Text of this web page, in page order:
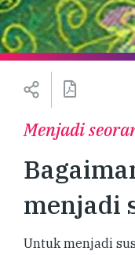
Menjadi
menjadi
Untuk menjadi